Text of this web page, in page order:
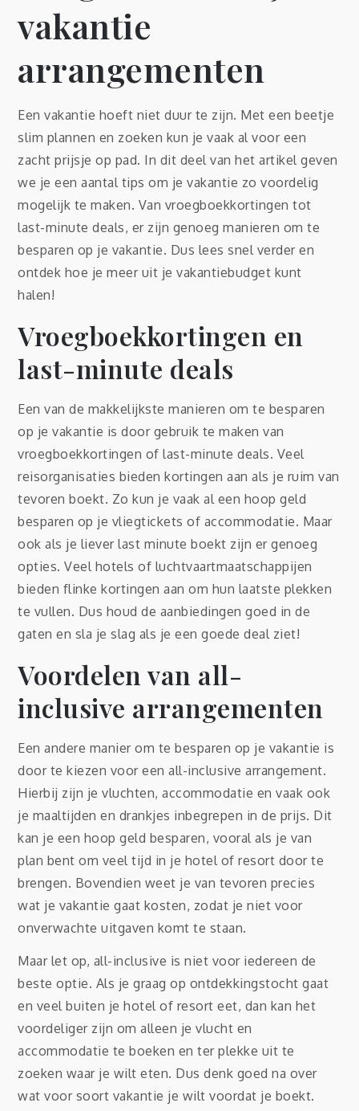
vakantie
arrangementen
Een vakantie hoeft niet duur te zijn. Met een beetje
slim plannen en zoeken kun je vaak al voor een
zacht prijsje op pad. In dit deel van het artikel geven
we je een aantal tips om je vakantie zo voordelig
mogelijk te maken. Van vroegboekkortingen tot
last-minute deals, er zijn genoeg manieren om te
besparen op je vakantie. Dus lees snel verder en
ontdek hoe je meer uit je vakantiebudget kunt
halen!
Vroegboekkortingen en
last-minute deals
Een van de makkelijkste manieren om te besparen
op je vakantie is door gebruik te maken van
vroegboekkortingen of last-minute deals. Veel
reisorganisaties bieden kortingen aan als je ruim van
tevoren boekt. Zo kun je vaak al een hoop geld
besparen op je vliegtickets of accommodatie. Maar
ook als je liever last minute boekt zijn er genoeg
opties. Veel hotels of luchtvaartmaatschappijen
bieden flinke kortingen aan om hun laatste plekken
te vullen. Dus houd de aanbiedingen goed in de
gaten en sla je slag als je een goede deal ziet!
Voordelen van all-
inclusive arrangementen
Een andere manier om te besparen op je vakantie is
door te kiezen voor een all-inclusive arrangement.
Hierbij zijn je vluchten, accommodatie en vaak ook
je maaltijden en drankjes inbegrepen in de prijs. Dit
kan je een hoop geld besparen, vooral als je van
plan bent om veel tijd in je hotel of resort door te
brengen. Bovendien weet je van tevoren precies
wat je vakantie gaat kosten, zodat je niet voor
onverwachte uitgaven komt te staan.
Maar let op, all-inclusive is niet voor iedereen de
beste optie. Als je graag op ontdekkingstocht gaat
en veel buiten je hotel of resort eet, dan kan het
voordeliger zijn om alleen je vlucht en
accommodatie te boeken en ter plekke uit te
zoeken waar je wilt eten. Dus denk goed na over
wat voor soort vakantie je wilt voordat je boekt.